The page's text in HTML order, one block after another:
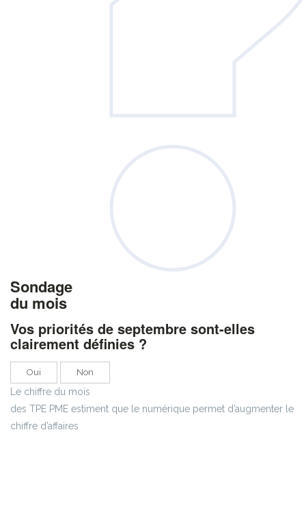
Sondage
du mois
Vos priorités de septembre sont-elles
clairement définies ?
Oui Non
Le chiffre du mois
des TPE PME estiment que le numérique permet d’augmenter le
chiffre d’affaires